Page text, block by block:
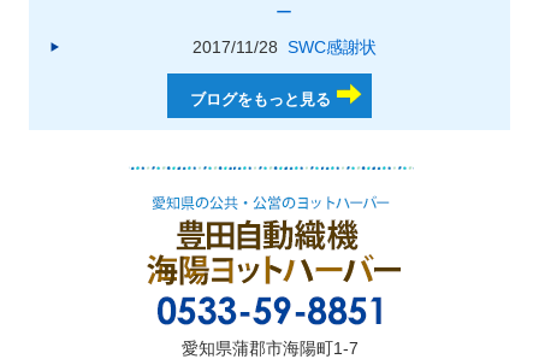
ー
2017/11/28 SWC感謝状
ブログをもっと見る
愛知県蒲郡市海陽町1-7